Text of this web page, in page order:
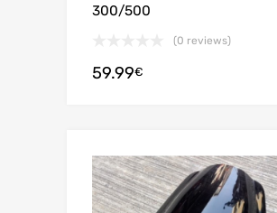
300/500
(0 reviews)
59.99€